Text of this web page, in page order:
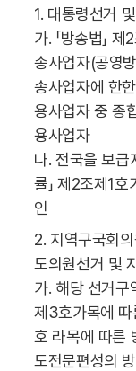
1. 대통령선거
가. 「방송법」
송사업자(공영
송사업자에 한
용사업자 중 종
용사업자
나. 전국을 보급
률」 제2조제1
인
2. 지역구국회
도의원선거 및
가. 해당 선거구
제3호가목에 따
호 라목에 따른
도전문편성의